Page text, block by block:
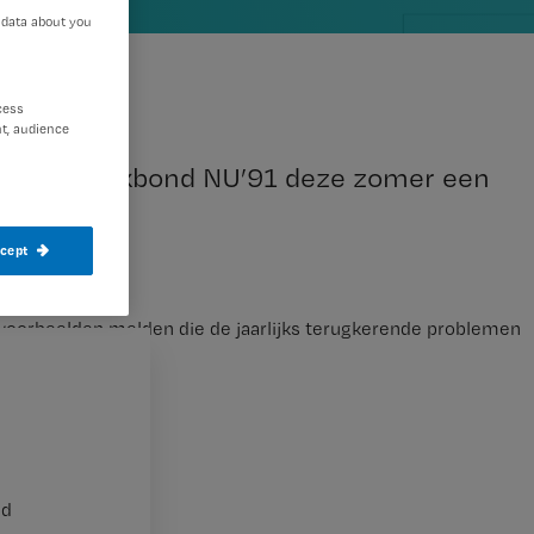
vakbond NU’91 deze zomer een
melden die de jaarlijks terugkerende problemen
about you
audience